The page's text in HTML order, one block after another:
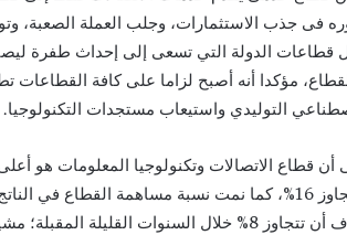
فى جذب الاستثمارات، وجلب العملة
قطاعات الدولة التي تسعى إلى إحداث طفرة
مؤكدا أنه أصبح لزاما على كافة القطاعات
التوليدي واستيعاب مستجدات التكنولوجيا.
قطاع الاتصالات وتكنولوجيا المعلومات هو
2014 إلى 5.8% ومن المستهدف أن تتجاوز 8% خلال السنوات